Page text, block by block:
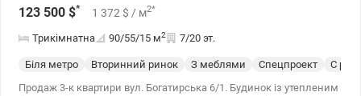
123 500 $* 1 372 $ / м2*
Трикімнатна 90/55/15 м2 7/20 эт.
Біля метро Вторинний ринок З меблями Спецпроект
С
Продаж 3-к квартири вул. Богатирська 6/1. Будинок із утепленим